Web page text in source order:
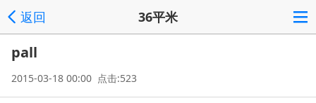
返回 36平米
pall
2015-03-18 00:00 点击:523